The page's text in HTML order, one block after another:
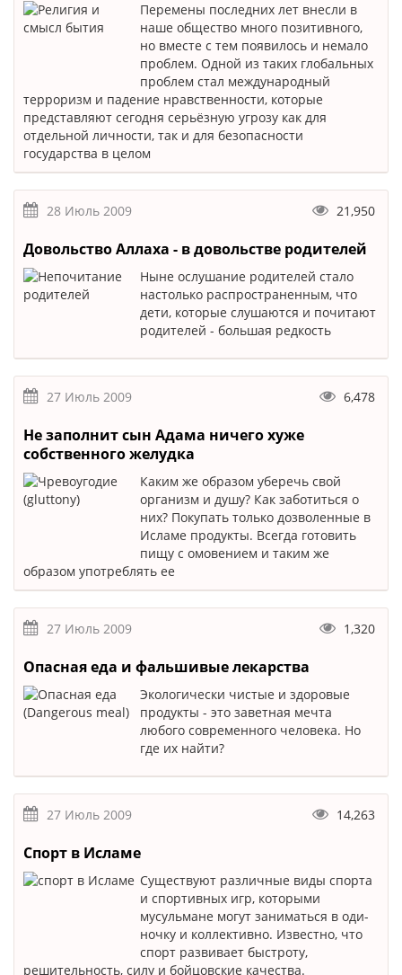
Перемены последних лет внесли в
наше общество много позитивного,
но вместе с тем появилось и немало
проблем. Одной из таких глобальных
проблем стал международный
терроризм и падение нравственности, которые
представляют сегодня серьёзную угрозу как для
отдельной личности, так и для безопасности
государства в целом
28 Июль 2009 21,950
Довольство Аллаха - в довольстве родителей
Ныне ослушание родителей стало
настолько распространенным, что
дети, которые слушаются и почитают
родителей - большая редкость
27 Июль 2009 6,478
Не заполнит сын Адама ничего хуже
собственного желудка
Каким же образом уберечь свой
организм и душу? Как заботиться о
них? Покупать только дозволенные в
Исламе продукты. Всегда готовить
пищу с омовением и таким же
образом употреблять ее
27 Июль 2009 1,320
Опасная еда и фальшивые лекарства
Экологически чистые и здоровые
продукты - это заветная мечта
любого современного человека. Но
где их найти?
27 Июль 2009 14,263
Спорт в Исламе
Существуют различные виды спорта
и спортивных игр, которыми
мусульмане могут заниматься в оди­
ночку и коллективно. Известно, что
спорт развивает быстроту,
решительность, силу и бойцовские качества.